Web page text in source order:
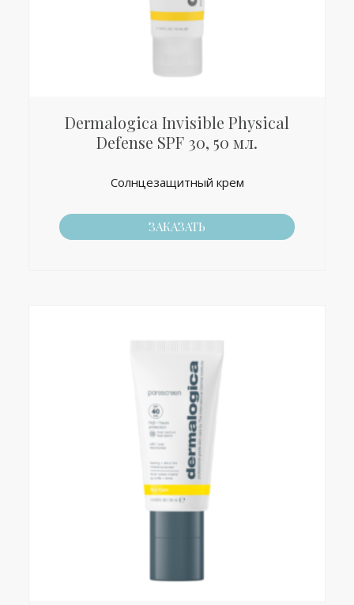
Dermalogica Invisible Physical
Defense SPF 30, 50 мл.
Солнцезащитный крем
ЗАКАЗАТЬ